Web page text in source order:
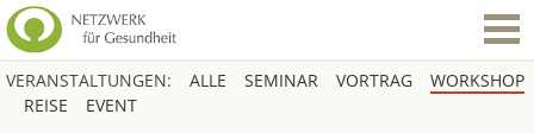
VERANSTALTUNGEN: ALLE SEMINAR VORTRAG
WORKSHOP
REISE
EVENT